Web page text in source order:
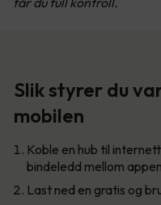
Slik styrer du
mobilen
Koble en hub til
bindeledd mellom
Last ned en gratis og